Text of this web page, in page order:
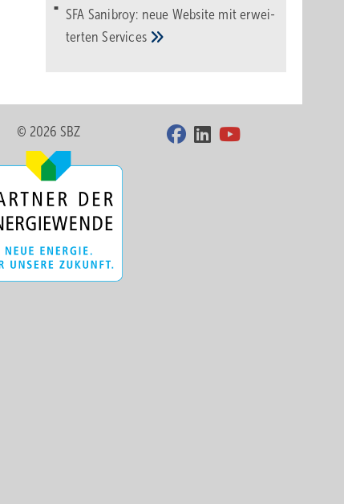
SFA Sanibroy: neue Web­site mit erwei­
tertenServices
© 2026 SBZ